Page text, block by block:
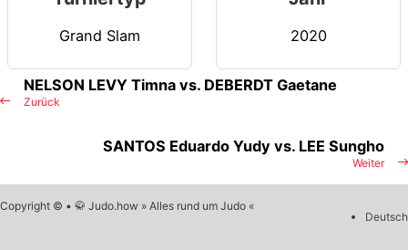
Grand Slam 2020
Zurück
NELSON LEVY Timna vs. DEBERDT Gaetane
Weiter
SANTOS Eduardo Yudy vs. LEE Sungho
Copyright © • 🥋 Judo.how » Alles rund um Judo «
Deutsch